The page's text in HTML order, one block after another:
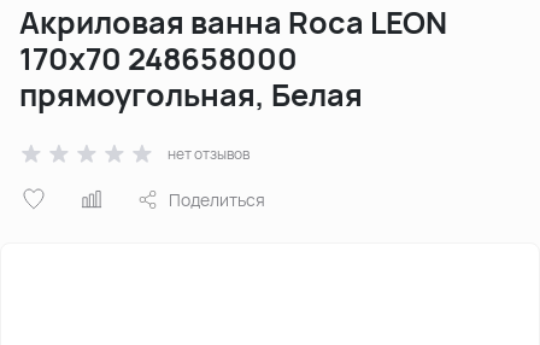
Акриловая ванна Roca LEON
170х70 248658000
прямоугольная, Белая
нет отзывов
Поделиться